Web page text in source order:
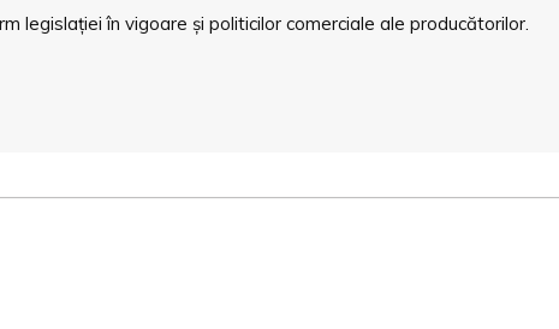
legislației în vigoare și politicilor comerciale ale producătorilor.